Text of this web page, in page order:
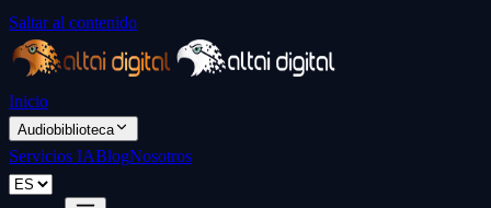
Saltar al contenido
Inicio
Audiobiblioteca
Servicios IABlogNosotros